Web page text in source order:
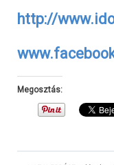
http://
Megosztás: